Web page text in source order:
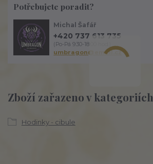
Zboží zařazeno v kategoriích
Hodinky - cibule
Potřebujete poradit?
Michal Šafář
+420 737 613 735
(Po-Pá 9:30-18:00 hod.)
umbragon@email.cz